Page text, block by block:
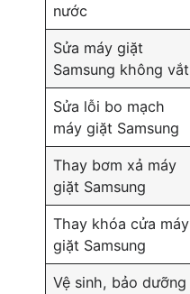
nước
Sửa máy giặt
Samsung không vắt
Sửa lỗi bo mạch
máy giặt Samsung
Thay bơm xả máy
giặt Samsung
Thay khóa cửa máy
giặt Samsung
Vệ sinh, bảo dưỡng